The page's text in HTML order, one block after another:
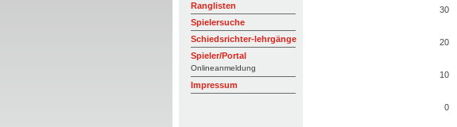
Ranglisten
Spielersuche
Schiedsrichter-lehrgänge
Spieler/Portal
Onlineanmeldung
Impressum
0
10
20
30